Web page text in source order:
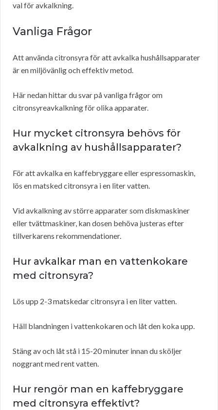
val för avkalkning.
Vanliga Frågor
Att använda citronsyra för att avkalka hushållsapparater
är en miljövänlig och effektiv metod.
Här nedan hittar du svar på vanliga frågor om
citronsyreavkalkning för olika apparater.
Hur mycket citronsyra behövs för
avkalkning av hushållsapparater?
För att avkalka en kaffebryggare eller espressomaskin,
lös en matsked citronsyra i en liter vatten.
Vid avkalkning av större apparater som diskmaskiner
eller tvättmaskiner, kan dosen behöva justeras efter
tillverkarens rekommendationer.
Hur avkalkar man en vattenkokare
med citronsyra?
Lös upp 2-3 matskedar citronsyra i en liter vatten.
Häll blandningen i vattenkokaren och låt den koka upp.
Stäng av och låt stå i 15-20 minuter innan du sköljer
noggrant med rent vatten.
Hur rengör man en kaffebryggare
med citronsyra effektivt?